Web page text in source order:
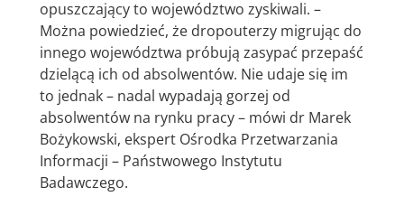
opuszczający to województwo zyskiwali. –
Można powiedzieć, że dropouterzy migrując do
innego województwa próbują zasypać przepaść
dzielącą ich od absolwentów. Nie udaje się im
to jednak – nadal wypadają gorzej od
absolwentów na rynku pracy – mówi dr Marek
Bożykowski, ekspert Ośrodka Przetwarzania
Informacji – Państwowego Instytutu
Badawczego.